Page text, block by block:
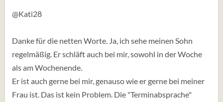
@Kati28
Danke für die netten Worte. Ja, ich sehe meinen Sohn
regelmäßig. Er schläft auch bei mir, sowohl in der Woche
als am Wochenende.
Er ist auch gerne bei mir, genauso wie er gerne bei meiner
Frau ist. Das ist kein Problem. Die "Terminabsprache"